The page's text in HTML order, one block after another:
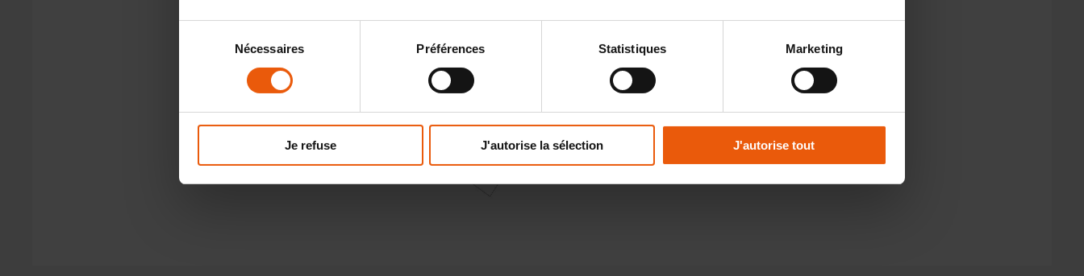
consentement
Nécessaires Préférences Statistiques Marketing
Je refuse J'autorise la sélection J'autorise tout